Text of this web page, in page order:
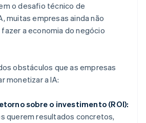
o desafio técnico de
muitas empresas ainda não
a economia do negócio
obstáculos que as empresas
monetizar a IA:
sobre o investimento (ROI):
querem resultados concretos,